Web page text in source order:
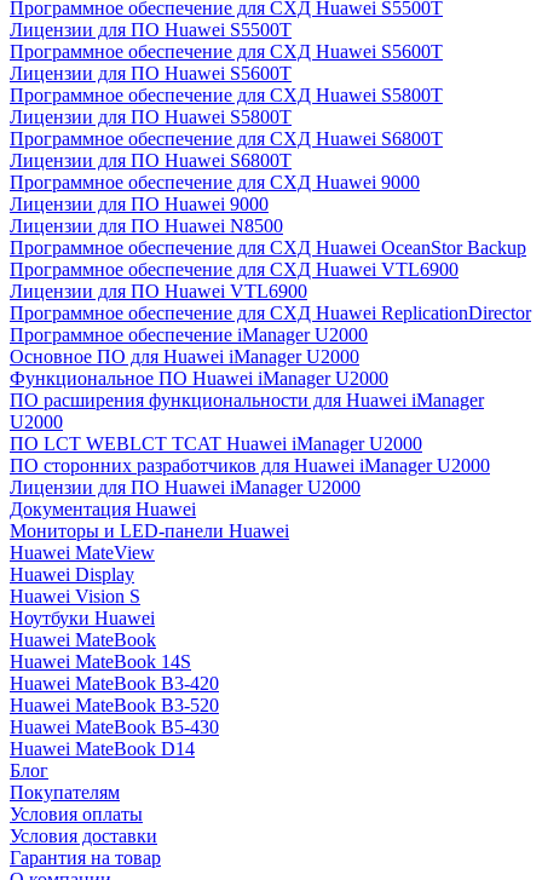
Программное обеспечение для СХД Huawei S5500T
Лицензии для ПО Huawei S5500T
Программное обеспечение для СХД Huawei S5600T
Лицензии для ПО Huawei S5600T
Программное обеспечение для СХД Huawei S5800T
Лицензии для ПО Huawei S5800T
Программное обеспечение для СХД Huawei S6800T
Лицензии для ПО Huawei S6800T
Программное обеспечение для СХД Huawei 9000
Лицензии для ПО Huawei 9000
Лицензии для ПО Huawei N8500
Программное обеспечение для СХД Huawei OceanStor Backup
Программное обеспечение для СХД Huawei VTL6900
Лицензии для ПО Huawei VTL6900
Программное обеспечение для СХД Huawei ReplicationDirector
Программное обеспечение iManager U2000
Основное ПО для Huawei iManager U2000
Функциональное ПО Huawei iManager U2000
ПО расширения функциональности для Huawei iManager
U2000
ПО LCT WEBLCT TCAT Huawei iManager U2000
ПО сторонних разработчиков для Huawei iManager U2000
Лицензии для ПО Huawei iManager U2000
Документация Huawei
Мониторы и LED-панели Huawei
Huawei MateView
Huawei Display
Huawei Vision S
Ноутбуки Huawei
Huawei MateBook
Huawei MateBook 14S
Huawei MateBook B3-420
Huawei MateBook B3-520
Huawei MateBook B5-430
Huawei MateBook D14
Блог
Покупателям
Условия оплаты
Условия доставки
Гарантия на товар